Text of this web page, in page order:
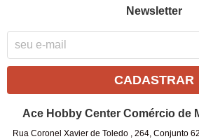
Newsletter
CADASTRAR
Ace Hobby Center Comércio de
Rua Coronel Xavier de Toledo , 264, Conjunto 62